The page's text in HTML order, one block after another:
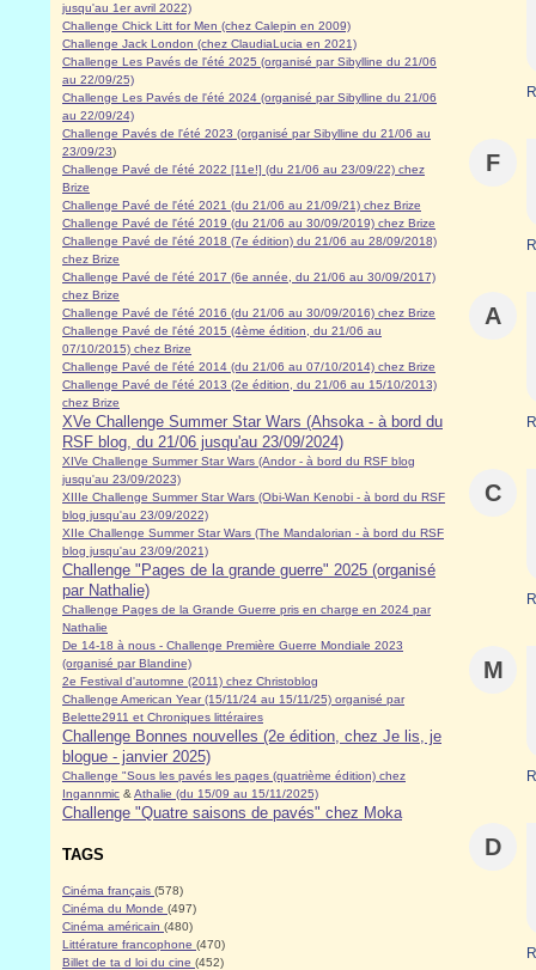
jusqu'au 1er avril 2022)
Challenge Chick Litt for Men (chez Calepin en 2009)
Challenge Jack London (chez ClaudiaLucia en 2021)
Challenge Les Pavés de l'été 2025 (organisé par Sibylline du 21/06
au 22/09/25)
Challenge Les Pavés de l'été 2024 (organisé par Sibylline du 21/06
au 22/09/24)
Challenge Pavés de l'été 2023 (organisé par Sibylline du 21/06 au
23/09/23)
Challenge Pavé de l'été 2022 [11e!] (du 21/06 au 23/09/22) chez
Brize
Challenge Pavé de l'été 2021 (du 21/06 au 21/09/21) chez Brize
Challenge Pavé de l'été 2019 (du 21/06 au 30/09/2019) chez Brize
Challenge Pavé de l'été 2018 (7e édition) du 21/06 au 28/09/2018)
chez Brize
Challenge Pavé de l'été 2017 (6e année, du 21/06 au 30/09/2017)
chez Brize
Challenge Pavé de l'été 2016 (du 21/06 au 30/09/2016) chez Brize
Challenge Pavé de l'été 2015 (4ème édition, du 21/06 au
07/10/2015) chez Brize
Challenge Pavé de l'été 2014 (du 21/06 au 07/10/2014) chez Brize
Challenge Pavé de l'été 2013 (2e édition, du 21/06 au 15/10/2013)
chez Brize
XVe Challenge Summer Star Wars (Ahsoka - à bord du
RSF blog, du 21/06 jusqu'au 23/09/2024)
XIVe Challenge Summer Star Wars (Andor - à bord du RSF blog
jusqu'au 23/09/2023)
XIIIe Challenge Summer Star Wars (Obi-Wan Kenobi - à bord du RSF
blog jusqu'au 23/09/2022)
XIIe Challenge Summer Star Wars (The Mandalorian - à bord du RSF
blog jusqu'au 23/09/2021)
Challenge "Pages de la grande guerre" 2025 (organisé
par Nathalie)
Challenge Pages de la Grande Guerre pris en charge en 2024 par
Nathalie
De 14-18 à nous - Challenge Première Guerre Mondiale 2023
(organisé par Blandine)
2e Festival d'automne (2011) chez Christoblog
Challenge American Year (15/11/24 au 15/11/25) organisé par
Belette2911 et Chroniques littéraires
Challenge Bonnes nouvelles (2e édition, chez Je lis, je
blogue - janvier 2025)
Challenge "Sous les pavés les pages (quatrième édition) chez
Ingannmic & Athalie (du 15/09 au 15/11/2025)
Challenge "Quatre saisons de pavés" chez Moka
TAGS
Cinéma français (578)
Cinéma du Monde (497)
Cinéma américain (480)
Littérature francophone (470)
Billet de ta d loi du cine (452)
F
A
C
M
D